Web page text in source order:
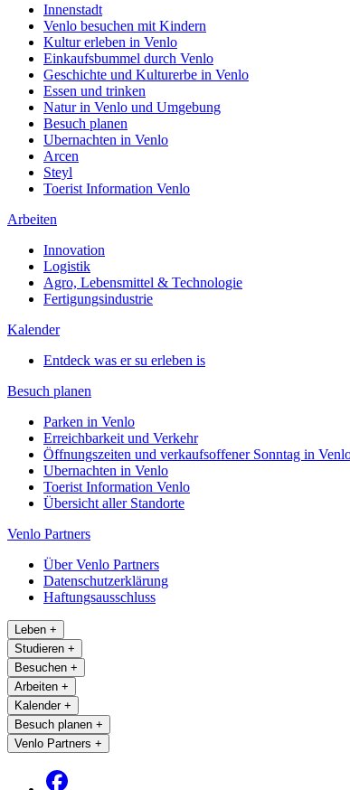
Innenstadt
Venlo besuchen mit Kindern
Kultur erleben in Venlo
Einkaufsbummel durch Venlo
Geschichte und Kulturerbe in Venlo
Essen und trinken
Natur in Venlo und Umgebung
Besuch planen
Ubernachten in Venlo
Arcen
Steyl
Toerist Information Venlo
Arbeiten
Innovation
Logistik
Agro, Lebensmittel & Technologie
Fertigungsindustrie
Kalender
Entdeck was er su erleben is
Besuch planen
Parken in Venlo
Erreichbarkeit und Verkehr
Öffnungszeiten und verkaufsoffener Sonntag in
Ubernachten in Venlo
Toerist Information Venlo
Übersicht aller Standorte
Venlo Partners
Über Venlo Partners
Datenschutzerklärung
Haftungsausschluss
Leben +
Studieren +
Besuchen +
Arbeiten +
Kalender +
Besuch planen +
Venlo Partners +